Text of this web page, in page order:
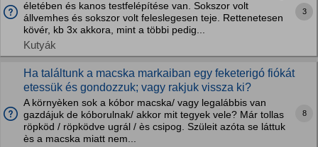
életében és kanos testfelépítése van. Sokszor volt
állvemhes és sokszor volt feleslegesen teje. Rettenetesen
kövér, kb 3x akkora, mint a többi pedig...
Kutyák
3
Ha találtunk a macska markaiban egy feketerigó fiókát
etessük és gondozzuk; vagy rakjuk vissza ki?
A környèken sok a kóbor macska/ vagy legalábbis van
gazdájuk de kóborulnak/ akkor mit tegyek vele? Már tollas
röpköd / röpködve ugrál / ès csipog. Szüleit azóta se láttuk
ès a macska miatt nem...
8